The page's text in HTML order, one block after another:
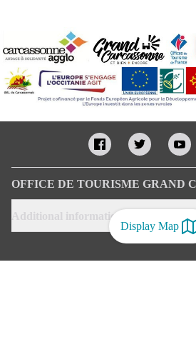
Display Map
OFFICE DE TOURISME GRAND
Additional informations